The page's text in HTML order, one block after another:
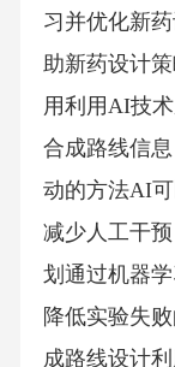
习并优化新
助新药设计
用利用AI技
合成路线信
动的方法AI
减少人工干
划通过机器
降低实验失
成路线设计